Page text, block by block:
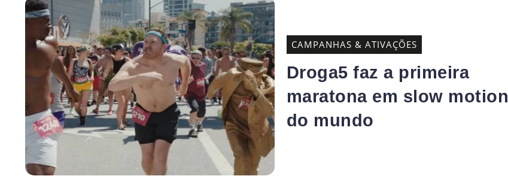
CAMPANHAS & ATIVAÇÕES
Droga5 faz a primeira
maratona em slow motion
do mundo